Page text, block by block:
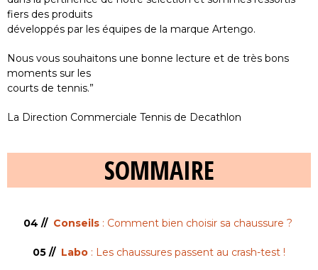
fiers des produits
développés par les équipes de la marque Artengo.
Nous vous souhaitons une bonne lecture et de très bons
moments sur les
courts de tennis.”
La Direction Commerciale Tennis de Decathlon
SOMMAIRE
04 // Conseils: Comment bien choisir sa chaussure ?
05 // Labo : Les chaussures passent au crash-test !